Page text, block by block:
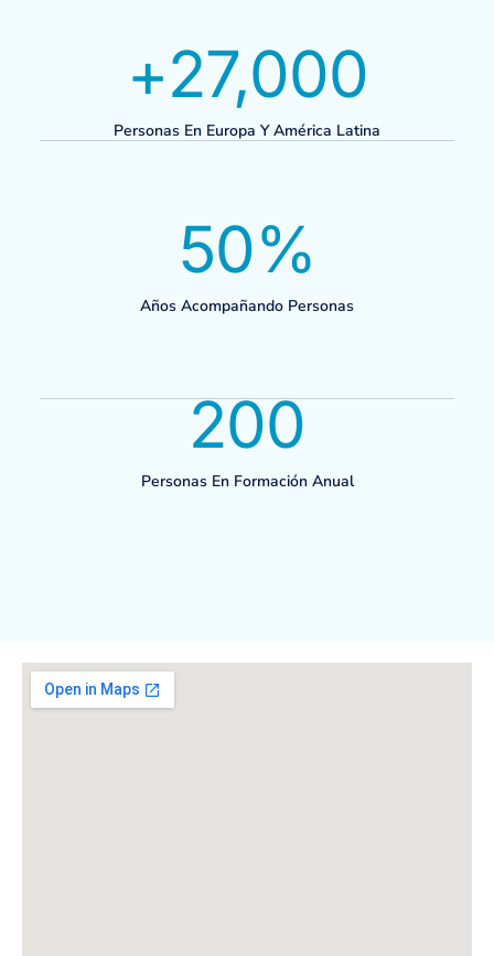
Personas En Europa Y América Latina
+27,000
Años Acompañando Personas
50%
Personas En Formación Anual
200